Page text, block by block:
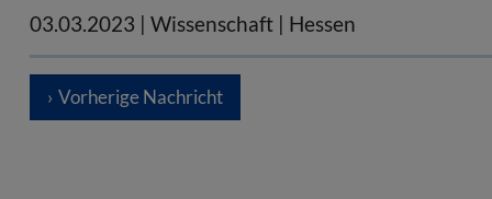
03.03.2023 | Wissenschaft | Hessen
Vorherige Nachricht